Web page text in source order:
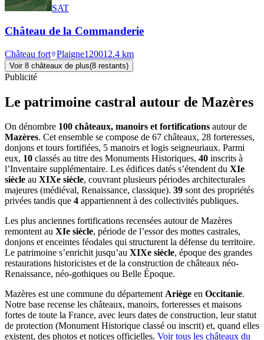
SAT
Château de la Commanderie
Château fort Plaigne120012.4 km
Voir 8 châteaux de plus(8 restants)
Publicité
Le patrimoine castral autour de Mazères
On dénombre 100 châteaux, manoirs et fortifications autour de
Mazères. Cet ensemble se compose de 67 châteaux, 28 forteresses,
donjons et tours fortifiées, 5 manoirs et logis seigneuriaux. Parmi
eux, 10 classés au titre des Monuments Historiques, 40 inscrits à
l’Inventaire supplémentaire. Les édifices datés s’étendent du XIe
siècle au XIXe siècle, couvrant plusieurs périodes architecturales
majeures (médiéval, Renaissance, classique). 39 sont des propriétés
privées tandis que 4 appartiennent à des collectivités publiques.
Les plus anciennes fortifications recensées autour de Mazères
remontent au XIe siècle, période de l’essor des mottes castrales,
donjons et enceintes féodales qui structurent la défense du territoire.
Le patrimoine s’enrichit jusqu’au XIXe siècle, époque des grandes
restaurations historicistes et de la construction de châteaux néo-
Renaissance, néo-gothiques ou Belle Époque.
Mazères est une commune du départementAriège en Occitanie.
Notre base recense les châteaux, manoirs, forteresses et maisons
fortes de toute la France, avec leurs dates de construction, leur statut
de protection (Monument Historique classé ou inscrit) et, quand elles
existent, des photos et notices officielles. Voir tous les châteaux du